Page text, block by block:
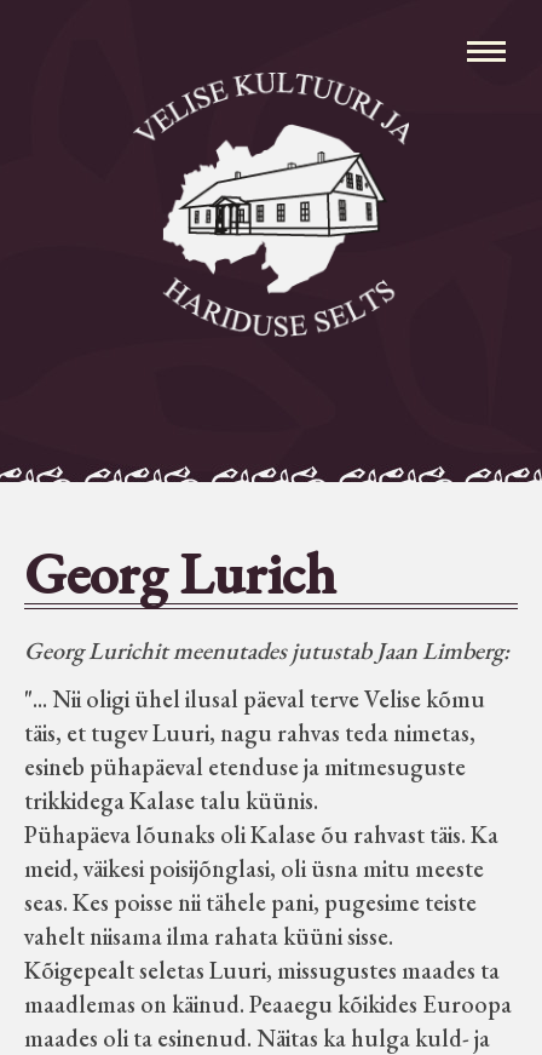
Avaleht
Aleksei Parnabas
Sillaotsa Talumuuseum
Seltsid-ühingud
Aiandus
Tuletõrje
Õpperada
Muud koduloolist Velise mailt
Märjamaa ümbruse valdade
elanike nimekirjad seisuga
15.12.1938
Georg Lurich
Georg Lurichit meenutades jutustab Jaan Limberg:
"... Nii oligi ühel ilusal päeval terve Velise kõmu
täis, et tugev Luuri, nagu rahvas teda nimetas,
esineb pühapäeval etenduse ja mitmesuguste
trikkidega Kalase talu küünis.
Pühapäeva lõunaks oli Kalase õu rahvast täis. Ka
meid, väikesi poisijõnglasi, oli üsna mitu meeste
seas. Kes poisse nii tähele pani, pugesime teiste
vahelt niisama ilma rahata küüni sisse.
Kõigepealt seletas Luuri, missugustes maades ta
maadlemas on käinud. Peaaegu kõikides Euroopa
maades oli ta esinenud. Näitas ka hulga kuld- ja